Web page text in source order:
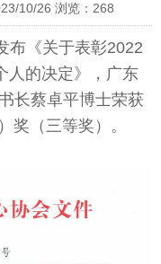
10/26 浏览： 268
布《关于表彰2022
人的决定》，广东
长蔡卓平博士荣获
奖（三等奖）。